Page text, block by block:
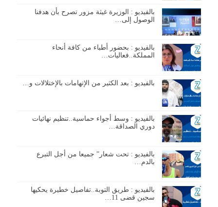
بالفيديو : الوزيرة غيثة مزور تصرح بأن هدفنا
الوصول إلى…
بالفيديو : بحضور أطباء من كافة أنحاء
المملكة..فعاليات…
بالفيديو : بعد الكثير من الإتهامات بالإختلالات و…
بالفيديو : وسط أجواء حماسية..تنظيم نهائيات
دوري الصداقة…
بالفيديو : تحت شعار” جميعا من أجل التبرع
بالدم…
بالفيديو : طريق التوبة..تفاصيل خطيرة يحكيها
سجين قضى 11…